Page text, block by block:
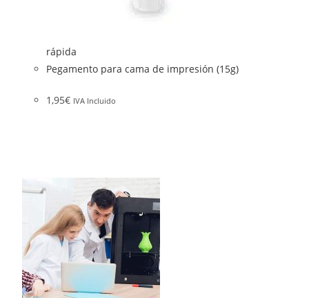
rápida
Pegamento para cama de impresión (15g)
1,95€ IVA Incluido